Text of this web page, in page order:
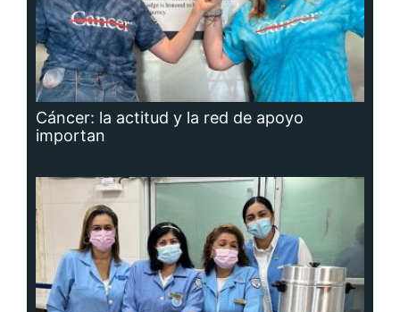
Cáncer: la actitud y la red de apoyo
importan